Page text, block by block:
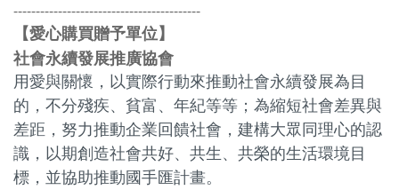
------------------------------------------
【愛心購買贈予單位】
社會永續發展推廣協會
用愛與關懷，以實際行動來推動社會永續發展為目
的，不分殘疾、貧富、年紀等等；為縮短社會差異與
差距，努力推動企業回饋社會，建構大眾同理心的認
識，以期創造社會共好、共生、共榮的生活環境目
標，並協助推動國手匯計畫。